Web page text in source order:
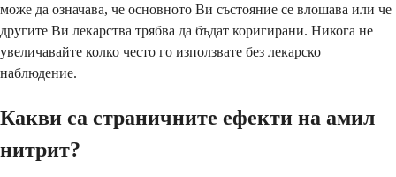
може да означава, че основното Ви състояние се влошава или че
другите Ви лекарства трябва да бъдат коригирани. Никога не
увеличавайте колко често го използвате без лекарско
наблюдение.
Какви са страничните ефекти на амил
нитрит?